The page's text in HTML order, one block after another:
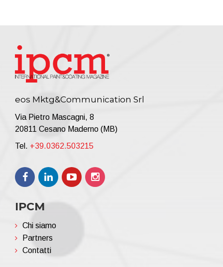
eos Mktg&Communication Srl
Via Pietro Mascagni, 8
20811 Cesano Maderno (MB)
Tel. +39.0362.503215
IPCM
Chi siamo
Partners
Contatti